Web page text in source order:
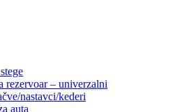
rezervoar – univerzalni
nastavci/kederi
auta